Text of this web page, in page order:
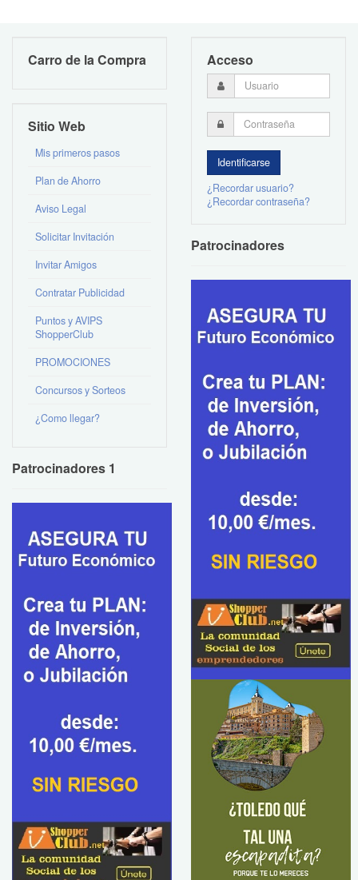
Carro de la Compra
Sitio Web
Mis primeros pasos
Plan de Ahorro
Aviso Legal
Solicitar Invitación
Invitar Amigos
Contratar Publicidad
Puntos y AVIPS
ShopperClub
PROMOCIONES
Concursos y Sorteos
¿Como llegar?
Patrocinadores 1
Acceso
¿Recordar usuario?
¿Recordar contraseña?
Patrocinadores